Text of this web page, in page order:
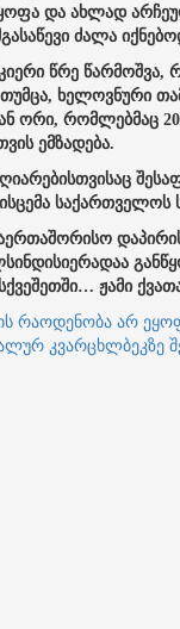
და ახლად
ძალა
წრე
ხელოვნური
ორი, რომლებმაც
ემზადება.
ჟამი
რაოდენობა არ
კვარცხლბეკზე